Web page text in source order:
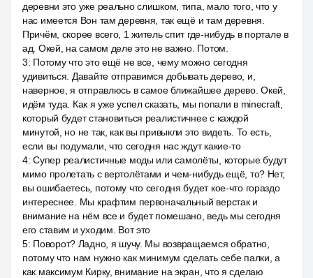
деревни это уже реально слишком, типа, мало того, что у
нас имеется Вон там деревня, так ещё и там деревня.
Причём, скорее всего, 1 житель спит где-нибудь в портале в
ад. Окей, на самом деле это не важно. Потом.
3: Потому что это ещё не все, чему можно сегодня
удивиться. Давайте отправимся добывать дерево, и,
наверное, я отправлюсь в самое ближайшее дерево. Окей,
идём туда. Как я уже успел сказать, мы попали в minecraft,
который будет становиться реалистичнее с каждой
минутой, но не так, как вы привыкли это видеть. То есть,
если вы подумали, что сегодня нас ждут какие-то
4:Супер реалистичные моды или самолёты, которые будут
мимо пролетать с вертолётами и чем-нибудь ещё, то? Нет,
вы ошибаетесь, потому что сегодня будет кое-что гораздо
интереснее. Мы крафтим первоначальный верстак и
внимание на нём все и будет помешано, ведь мы сегодня
его ставим и уходим. Вот это
5: Поворот? Ладно, я шучу. Мы возвращаемся обратно,
потому что нам нужно как минимум сделать себе палки, а
как максимум Кирку, внимание на экран, что я сделаю